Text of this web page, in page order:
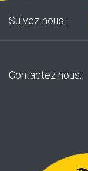
Suivez-nous :
Contactez nous: